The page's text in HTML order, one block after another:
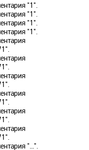
"1".
"1".
"1".
"1".
"...".